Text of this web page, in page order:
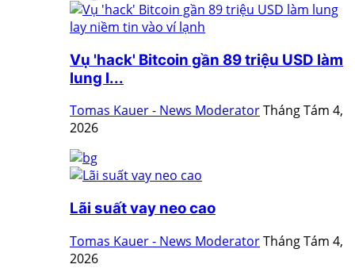
Vụ 'hack' Bitcoin gần 89 triệu USD làm
lung l...
Tomas Kauer - News ModeratorTháng Tám 4,
2026
Lãi suất vay neo cao
Tomas Kauer - News ModeratorTháng Tám 4,
2026